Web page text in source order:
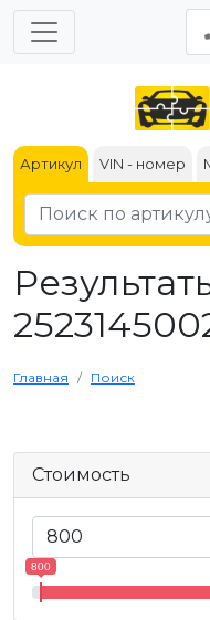
Артикул VIN - номер
Главная Поиск
Стоимость
800